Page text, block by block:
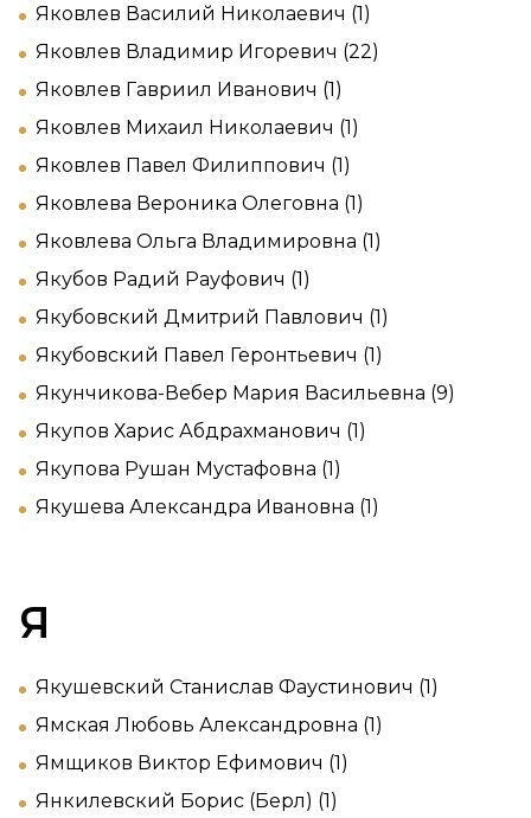
Яковлев Василий Николаевич (1)
Яковлев Владимир Игоревич (22)
Яковлев Гавриил Иванович (1)
Яковлев Михаил Николаевич (1)
Яковлев Павел Филиппович (1)
Яковлева Вероника Олеговна (1)
Яковлева Ольга Владимировна (1)
Якубов Радий Рауфович (1)
Якубовский Дмитрий Павлович (1)
Якубовский Павел Геронтьевич (1)
Якунчикова-Вебер Мария Васильевна (9)
Якупов Харис Абдрахманович (1)
Якупова Рушан Мустафовна (1)
Якушева Александра Ивановна (1)
Я
Якушевский Станислав Фаустинович (1)
Ямская Любовь Александровна (1)
Ямщиков Виктор Ефимович (1)
Янкилевский Борис (Берл) (1)